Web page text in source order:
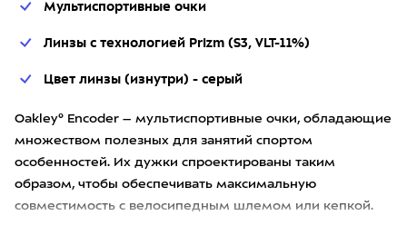
Мультиспортивные очки
Линзы с технологией Prizm (S3, VLT-11%)
Цвет линзы (изнутри) - серый
Oakley® Encoder – мультиспортивные очки, обладающие
множеством полезных для занятий спортом
особенностей. Их дужки спроектированы таким
образом, чтобы обеспечивать максимальную
совместимость с велосипедным шлемом или кепкой.